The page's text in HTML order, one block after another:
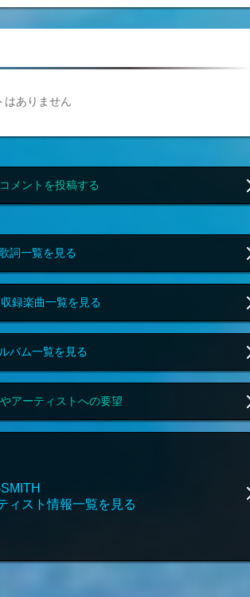
はありません
メントを投稿する
詞一覧を見る
録楽曲一覧を見る
バム一覧を見る
アーティストへの要望
ィスト情報一覧を見る